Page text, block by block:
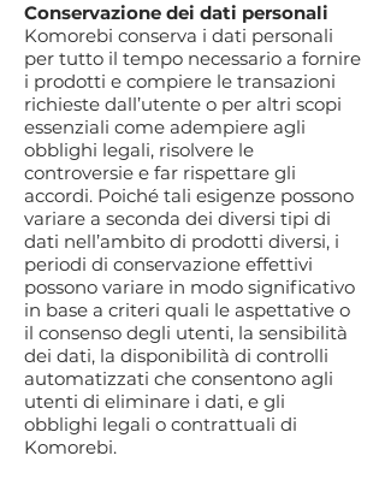
Conservazione dei dati personali
Komorebi conserva i dati personali
per tutto il tempo necessario a fornire
i prodotti e compiere le transazioni
richieste dall’utente o per altri scopi
essenziali come adempiere agli
obblighi legali, risolvere le
controversie e far rispettare gli
accordi. Poiché tali esigenze possono
variare a seconda dei diversi tipi di
dati nell’ambito di prodotti diversi, i
periodi di conservazione effettivi
possono variare in modo significativo
in base a criteri quali le aspettative o
il consenso degli utenti, la sensibilità
dei dati, la disponibilità di controlli
automatizzati che consentono agli
utenti di eliminare i dati, e gli
obblighi legali o contrattuali di
Komorebi.